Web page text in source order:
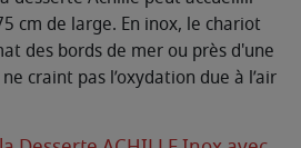
cm de large. En inox, le chariot
des bords de mer ou près d'une
craint pas l’oxydation due à l’air